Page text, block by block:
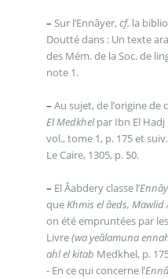
– Sur l’Ennâyer, cf. la
Doutté dans : Un texte
des Mém. de la Soc. de
note 1.
– Au sujet, de l’origine de
El Medkhelpar Ibn El Hadj
vol., tome 1, p. 175 et
Le Caire, 1305, p. 50.
– El Âabdery classe l’
queKhmis el âeds, Mawlid
on été empruntées par
Livre(wa yeâlamuna
ahl el kitab Medkhel, p.
- En ce qui concerne l’